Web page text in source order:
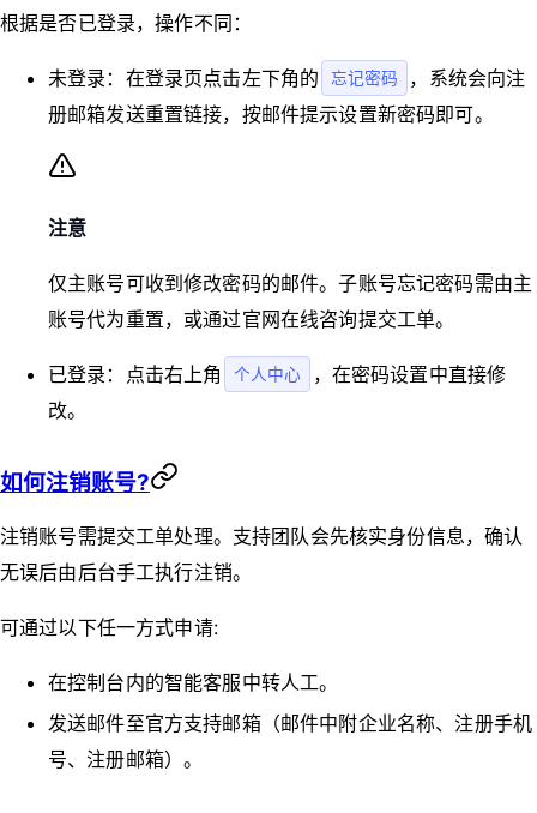
根据是否已登录，操作不同：
未登录：在登录页点击左下角的 忘记密码
，系统会向注
册邮箱发送重置链接，按邮件提示设置新密码即可。
注意
仅主账号可收到修改密码的邮件。子账号忘记密码需由主
账号代为重置，或通过官网在线咨询提交工单。
已登录：点击右上角 个人中心
，在密码设置中直接修
改。
如何注销账号?
注销账号需提交工单处理。支持团队会先核实身份信息，确认
无误后由后台手工执行注销。
可通过以下任一方式申请:
在控制台内的智能客服中转人工。
发送邮件至官方支持邮箱（邮件中附企业名称、注册手机
号、注册邮箱）。